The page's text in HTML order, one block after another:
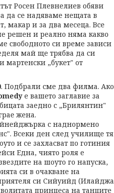
Росен Плевнелиев обяви
да се надяваме нещата в
макар и за два месеца. Все
решен и реално няма какво
свободното си време зависи
май ще трябва да си
„букет" от
. Подбрали сме два филма. Ако
е вашето заглавие за
заедно с „Брилянтин"
жена.
с наднормено
Всеки ден след училище тя
и се захласват по готиния
Една, чиято роля е
на шоуто го напуска,
си в очакване на
си Сийуийд (Илайджа
принцеса на танците